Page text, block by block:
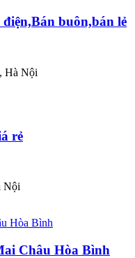
buôn,bán lẻ
Hà Nội
rẻ
Nội
Châu Hòa Bình